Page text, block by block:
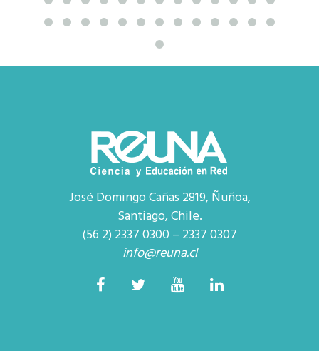
José Domingo Cañas 2819, Ñuñoa,
Santiago, Chile.
(56 2) 2337 0300 – 2337 0307
info@reuna.cl